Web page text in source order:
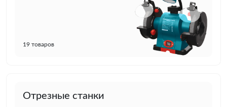
19 товаров
Отрезные станки